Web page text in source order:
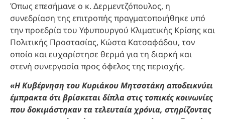
Όπως επεσήμανε ο κ. Δερμεντζόπουλος, η
συνεδρίαση της επιτροπής πραγματοποιήθηκε υπό
την προεδρία του Υφυπουργού Κλιματικής Κρίσης και
Πολιτικής Προστασίας, Κώστα Κατσαφάδου, τον
οποίο και ευχαρίστησε θερμά για τη διαρκή και
στενή συνεργασία προς όφελος της περιοχής.
«Η Κυβέρνηση του Κυριάκου Μητσοτάκη αποδεικνύει
έμπρακτα ότι βρίσκεται δίπλα στις τοπικές κοινωνίες
που δοκιμάστηκαν τα τελευταία χρόνια, στηρίζοντας